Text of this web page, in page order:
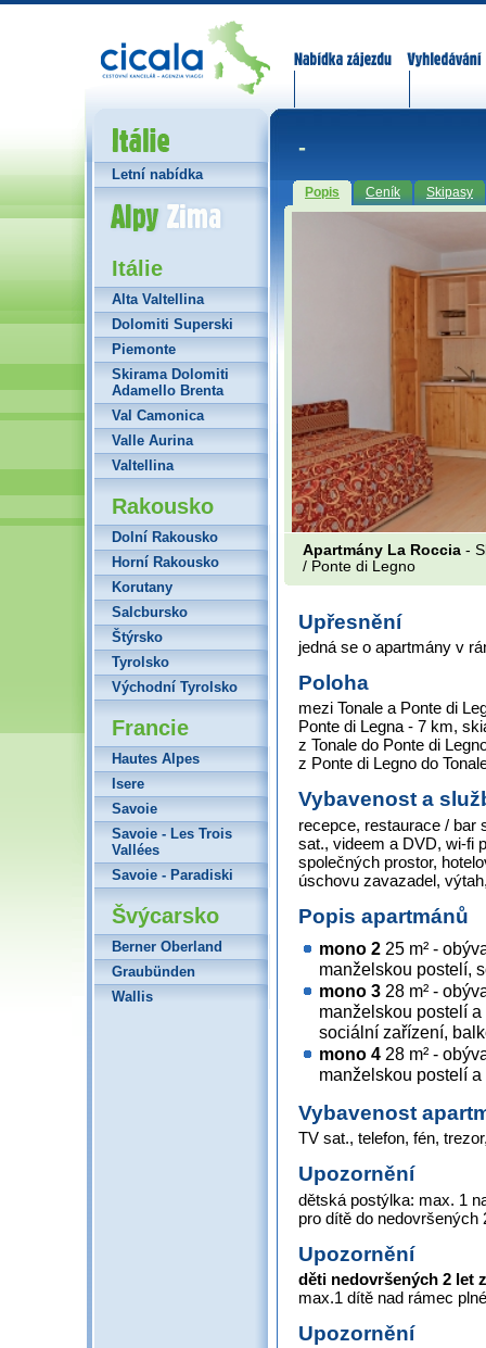
-
Popis Ceník Skipasy
Apartmány La Roccia -
/ Ponte di Legno
Upřesnění
jedná se o apartmány v
Poloha
mezi Tonale a Ponte di
Ponte di Legna - 7 km,
z Tonale do Ponte di
z Ponte di Legno do
Vybavenost a
recepce, restaurace /
sat., videem a DVD, wi-fi
společných prostor,
úschovu zavazadel,
Popis apartmánů
mono 2 25 m² -
manželskou postelí,
mono 3 28 m² -
manželskou postelí
sociální zařízení,
mono 4 28 m² -
manželskou postelí
Vybavenost
TV sat., telefon, fén,
Upozornění
dětská postýlka: max. 1
pro dítě do nedovršených
Upozornění
děti nedovršených 2 let
max.1 dítě nad rámec
Upozornění
Itálie
Letní nabídka
Alpy Zima
Itálie
Alta Valtellina
Dolomiti Superski
Piemonte
Skirama Dolomiti
Adamello Brenta
Val Camonica
Valle Aurina
Valtellina
Rakousko
Dolní Rakousko
Horní Rakousko
Korutany
Salcbursko
Štýrsko
Tyrolsko
Východní Tyrolsko
Francie
Hautes Alpes
Isere
Savoie
Savoie - Les Trois
Vallées
Savoie - Paradiski
Švýcarsko
Berner Oberland
Graubünden
Wallis